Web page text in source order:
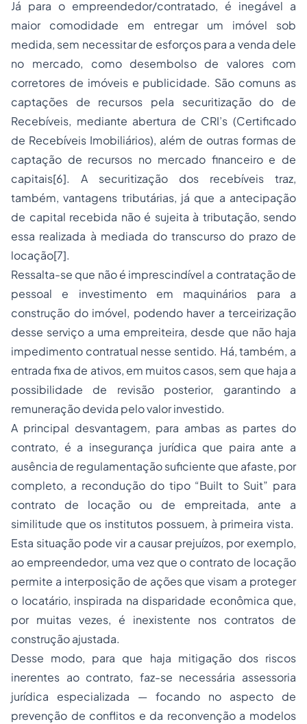
Já para o empreendedor/contratado, é inegável a
maior comodidade em entregar um imóvel sob
medida, sem necessitar de esforços para a venda dele
no mercado, como desembolso de valores com
corretores de imóveis e publicidade. São comuns as
captações de recursos pela securitização do de
Recebíveis, mediante abertura de CRI’s (Certificado
de Recebíveis Imobiliários), além de outras formas de
captação de recursos no mercado financeiro e de
capitais[6]. A securitização dos recebíveis traz,
também, vantagens tributárias, já que a antecipação
de capital recebida não é sujeita à tributação, sendo
essa realizada à mediada do transcurso do prazo de
locação[7].
Ressalta-se que não é imprescindível a contratação de
pessoal e investimento em maquinários para a
construção do imóvel, podendo haver a terceirização
desse serviço a uma empreiteira, desde que não haja
impedimento contratual nesse sentido. Há, também, a
entrada fixa de ativos, em muitos casos, sem que haja a
possibilidade de revisão posterior, garantindo a
remuneração devida pelo valor investido.
A principal desvantagem, para ambas as partes do
contrato, é a insegurança jurídica que paira ante a
ausência de regulamentação suficiente que afaste, por
completo, a recondução do tipo “Built to Suit” para
contrato de locação ou de empreitada, ante a
similitude que os institutos possuem, à primeira vista.
Esta situação pode vir a causar prejuízos, por exemplo,
ao empreendedor, uma vez que o contrato de locação
permite a interposição de ações que visam a proteger
o locatário, inspirada na disparidade econômica que,
por muitas vezes, é inexistente nos contratos de
construção ajustada.
Desse modo, para que haja mitigação dos riscos
inerentes ao contrato, faz-se necessária assessoria
jurídica especializada — focando no aspecto de
prevenção de conflitos e da reconvenção a modelos